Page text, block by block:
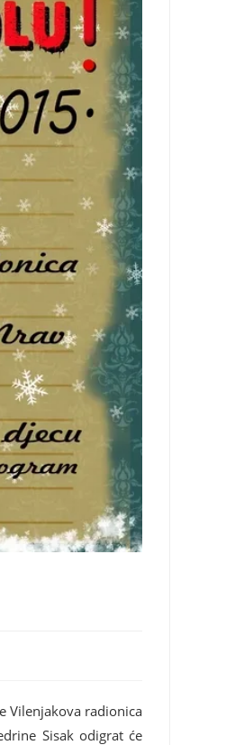
Vilenjakova radionica
Sisak odigrat će